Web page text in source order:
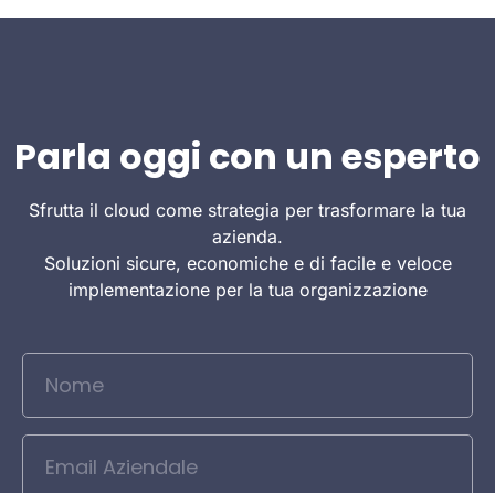
Parla oggi con un esperto
Sfrutta il cloud come strategia per trasformare la tua
azienda.
Soluzioni sicure, economiche e di facile e veloce
implementazione per la tua organizzazione